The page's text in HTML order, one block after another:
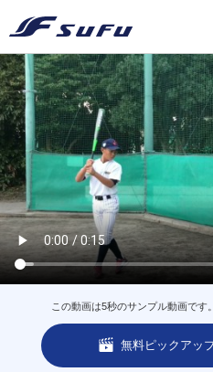
この動画は5秒のサンプル動画です
無料ピックアッ